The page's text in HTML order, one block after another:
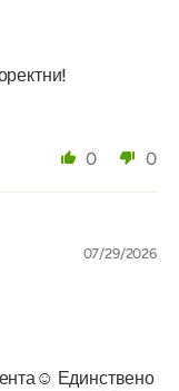
0 0
07/29/2026
Единствено